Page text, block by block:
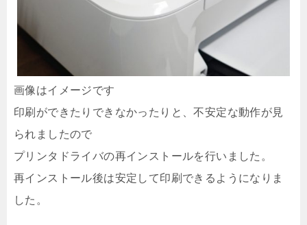
画像はイメージです
印刷ができたりできなかったりと、不安定な動作が見
られましたので
プリンタドライバの再インストールを行いました。
再インストール後は安定して印刷できるようになりま
した。